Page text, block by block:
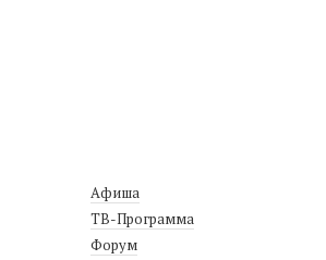
Афиша
ТВ-Программа
Форум